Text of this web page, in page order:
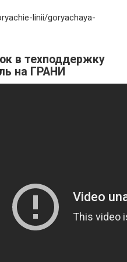
linii/goryachaya-
в техподдержку
на ГРАНИ